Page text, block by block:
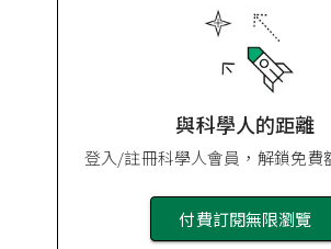
與科學人的距離
登入/註冊科學人會員，解鎖免費
付費訂閱無限瀏覽